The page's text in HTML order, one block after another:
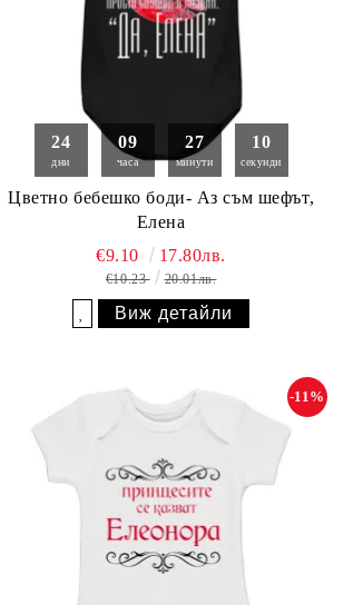
24
дни
09
часа
27
минути
09
секунди
Цветно бебешко боди- Аз съм шефът,
Елена
€9.10
17.80лв.
€10.23 20.01лв.
Виж детайли
-11%